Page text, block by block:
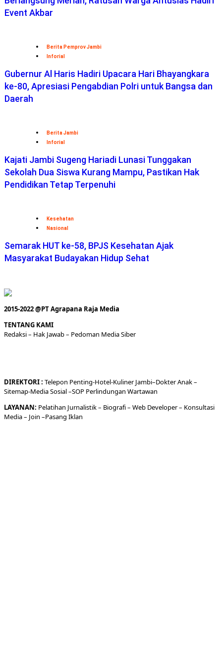
Event Akbar
Berita Pemprov Jambi
Inforial
Gubernur Al Haris Hadiri Upacara Hari Bhayangkara
ke-80, Apresiasi Pengabdian Polri untuk Bangsa dan
Daerah
Berita Jambi
Inforial
Kajati Jambi Sugeng Hariadi Lunasi Tunggakan
Sekolah Dua Siswa Kurang Mampu, Pastikan Hak
Pendidikan Tetap Terpenuhi
Kesehatan
Nasional
Semarak HUT ke-58, BPJS Kesehatan Ajak
Masyarakat Budayakan Hidup Sehat
2015-2022 @PT Agrapana Raja Media
TENTANG KAMI
Redaksi– Hak Jawab – Pedoman Media Siber
DIREKTORI: Telepon Penting-Hotel-KulinerJambi–DokterAnak –
Sitemap-Media Sosial –SOP Perlindungan Wartawan
LAYANAN: Pelatihan Jurnalistik – Biografi– Web Developer– Konsultasi
Media– Join –Pasang Iklan